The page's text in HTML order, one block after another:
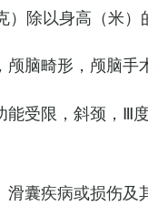
）除以身高（米）
颅脑畸形，颅脑手
能受限，斜颈，Ⅲ
滑囊疾病或损伤及